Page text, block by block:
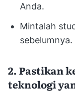
Anda.
Mintalah
sebelumnya.
2. Pastikan
teknologi